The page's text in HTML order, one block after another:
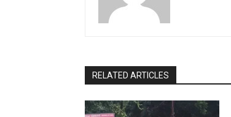
RELATED ARTICLES